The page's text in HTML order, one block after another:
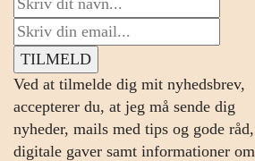
Ved at tilmelde dig mit nyhedsbrev,
accepterer du, at jeg må sende dig
nyheder, mails med tips og gode råd,
digitale gaver samt informationer om